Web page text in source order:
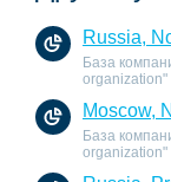
Russia,
База
organization"
Moscow,
База
organization"